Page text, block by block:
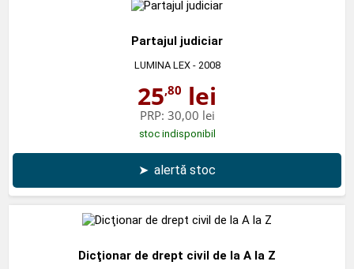
Partajul judiciar
LUMINA LEX- 2008
25,80 lei
PRP: 30,00 lei
stoc indisponibil
➤ alertă stoc
Dicţionar de drept civil de la A la Z